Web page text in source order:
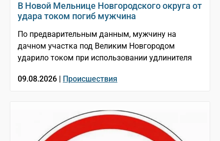
В Новой Мельнице Новгородского округа от
удара током погиб мужчина
По предварительным данным, мужчину на
дачном участка под Великим Новгородом
ударило током при использовании удлинителя
09.08.2026 | Происшествия